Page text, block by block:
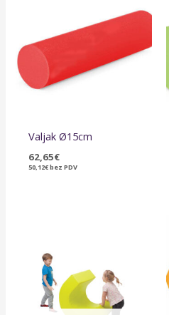
Valjak Ø15cm
62,65€
50,12€bez PDV